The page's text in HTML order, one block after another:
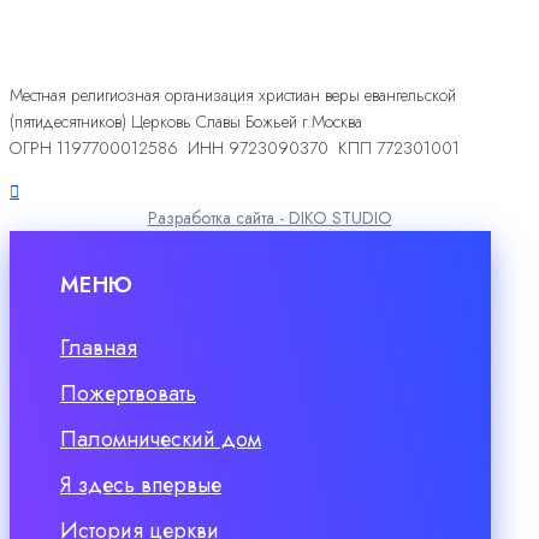
Местная религиозная организация христиан веры евангельской
(пятидесятников) Церковь Славы Божьей г.Москва
ОГРН 1197700012586 ИНН 9723090370 КПП 772301001
Разработка сайта - DIKO STUDIO
МЕНЮ
Главная
Пожертвовать
Паломнический дом
Я здесь впервые
История церкви